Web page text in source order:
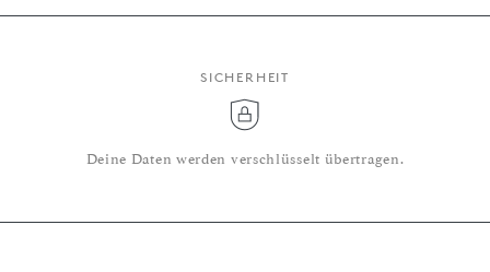
SICHERHEIT
Deine Daten werden verschlüsselt übertragen.